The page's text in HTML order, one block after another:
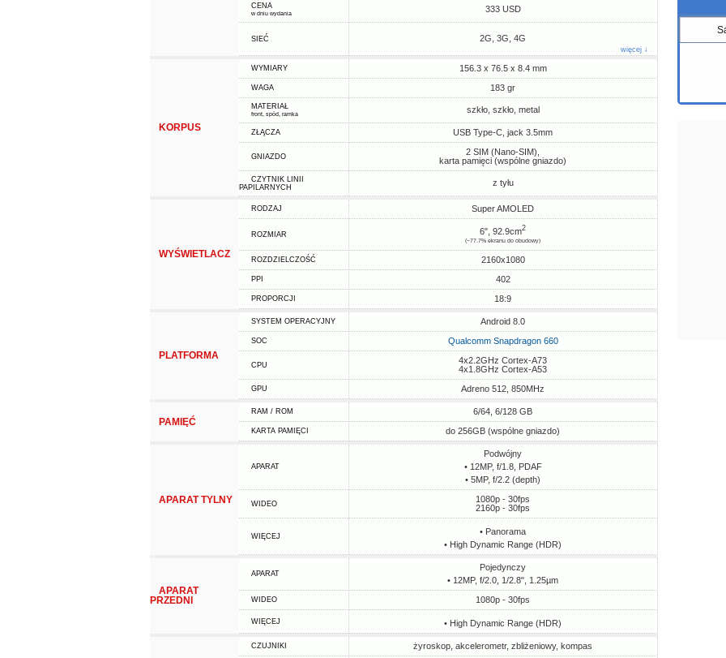
CENA
w dniu wydania 333 USD
SIEĆ 2G, 3G, 4G
więcej ↓
KORPUS
WYMIARY 156.3 x 76.5 x 8.4 mm
WAGA 183 gr
MATERIAŁ
front, spód, ramka szkło, szkło, metal
ZŁĄCZA USB Type-C, jack 3.5mm
GNIAZDO
2 SIM (Nano-SIM),
karta pamięci (wspólne gniazdo)
CZYTNIK LINII
PAPILARNYCH
z tyłu
WYŚWIETLACZ
RODZAJ Super AMOLED
ROZMIAR 6", 92.9cm2
(~77.7% ekranu do obudowy)
ROZDZIELCZOŚĆ 2160x1080
PPI 402
PROPORCJI 18:9
PLATFORMA
SYSTEM OPERACYJNY Android 8.0
SOC Qualcomm Snapdragon 660
CPU
4x2.2GHz Cortex-A73
4x1.8GHz Cortex-A53
GPU Adreno 512, 850MHz
PAMIĘĆ
RAM / ROM 6/64, 6/128 GB
KARTA PAMIĘCI do 256GB (wspólne gniazdo)
APARAT TYLNY
APARAT
Podwójny
• 12MP, f/1.8, PDAF
• 5MP, f/2.2 (depth)
WIDEO
1080p - 30fps
2160p - 30fps
WIĘCEJ
• Panorama
• High Dynamic Range (HDR)
APARAT
PRZEDNI
APARAT
Pojedynczy
• 12MP, f/2.0, 1/2.8", 1.25µm
WIDEO 1080p - 30fps
WIĘCEJ • High Dynamic Range (HDR)
CZUJNIKI żyroskop, akcelerometr, zbliżeniowy, kompas